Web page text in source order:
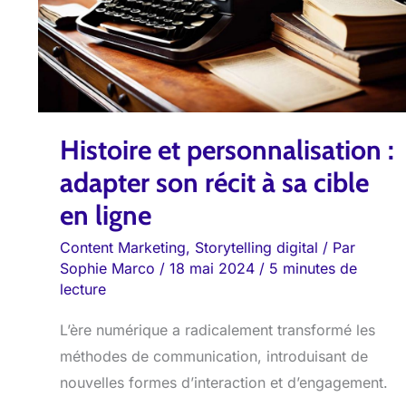
Histoire et personnalisation :
adapter son récit à sa cible
en ligne
Content Marketing, Storytelling digital / Par
Sophie Marco / 18 mai 2024 / 5 minutes de
lecture
L’ère numérique a radicalement transformé les
méthodes de communication, introduisant de
nouvelles formes d’interaction et d’engagement.
son
récit
à
en
ligne